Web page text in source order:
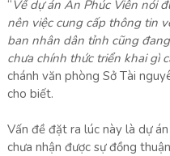
“Về dự án An Phúc Viên nói
nên việc cung cấp thông tin
ban nhân dân tỉnh cũng
chưa chính thức triển khai gì
chánh văn phòng Sở Tài
cho biết.
Vấn đề đặt ra lúc này là dự
chưa nhận được sự đồng